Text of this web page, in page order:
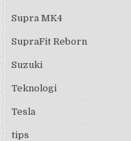
Supra MK4
SupraFit Reborn
Suzuki
Teknologi
Tesla
tips